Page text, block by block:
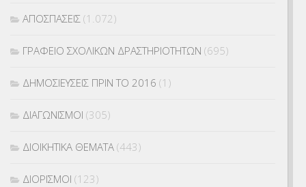
ΑΠΟΣΠΑΣΕΙΣ (1.072)
ΓΡΑΦΕΙΟ ΣΧΟΛΙΚΩΝ ΔΡΑΣΤΗΡΙΟΤΗΤΩΝ (695)
ΔΗΜΟΣΙΕΥΣΕΙΣ ΠΡΙΝ ΤΟ 2016 (1)
ΔΙΑΓΩΝΙΣΜΟΙ (305)
ΔΙΟΙΚΗΤΙΚΑ ΘΕΜΑΤΑ (443)
ΔΙΟΡΙΣΜΟΙ (123)